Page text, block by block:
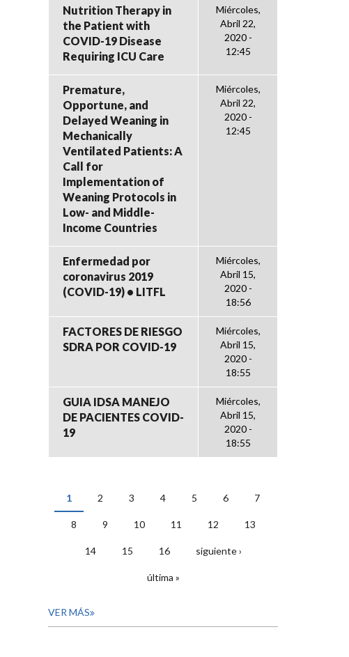
Nutrition Therapy in
the Patient with
COVID-19 Disease
Requiring ICU Care
Miércoles,
Abril 22,
2020 -
12:45
Premature,
Opportune, and
Delayed Weaning in
Mechanically
Ventilated Patients: A
Call for
Implementation of
Weaning Protocols in
Low- and Middle-
Income Countries
Miércoles,
Abril 22,
2020 -
12:45
Enfermedad por
coronavirus 2019
(COVID-19) • LITFL
Miércoles,
Abril 15,
2020 -
18:56
FACTORES DE RIESGO
SDRA POR COVID-19
Miércoles,
Abril 15,
2020 -
18:55
GUIA IDSA MANEJO
DE PACIENTES COVID-
19
Miércoles,
Abril 15,
2020 -
18:55
PÁGINAS
1 2 3 4 5 6 7
8 9 10 11 12 13
14 15 16 siguiente ›
última »
VER MÁS